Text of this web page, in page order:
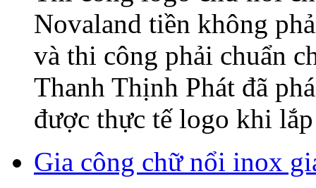
Novaland tiền không
và thi công phải chuẩn
Thanh Thịnh Phát đã
được thực tế logo khi
Gia công chữ nổi inox